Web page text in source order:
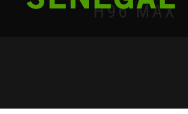
H96 MAX